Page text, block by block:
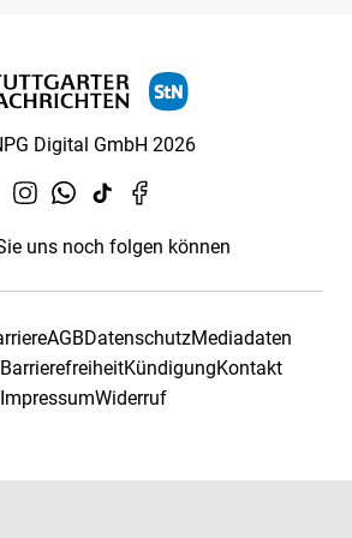
Digital GmbH 2026
uns noch folgen können
AGBDatenschutzMediadaten
KündigungKontakt
ImpressumWiderruf